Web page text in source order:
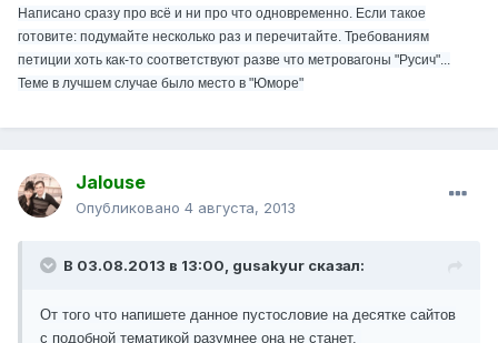
Написано сразу про всё и ни про что одновременно. Если такое
готовите: подумайте несколько раз и перечитайте. Требованиям
петиции хоть как-то соответствуют разве что метровагоны "Русич"...
Теме в лучшем случае было место в "Юморе"
Jalouse
Опубликовано 4 августа, 2013
В 03.08.2013 в 13:00, gusakyur сказал:
От того что напишете данное пустословие на десятке сайтов
с подобной тематикой разумнее она не станет.